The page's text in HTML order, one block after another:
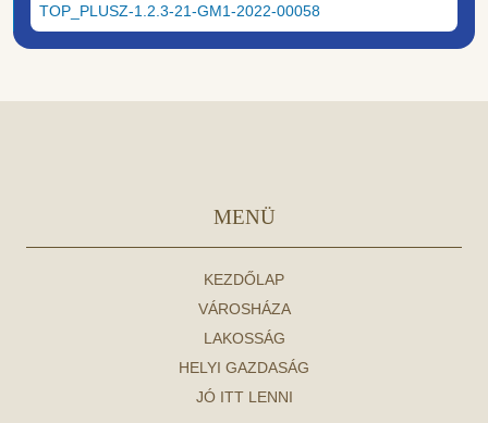
TOP_PLUSZ-1.2.3-21-GM1-2022-00058
MENÜ
KEZDŐLAP
VÁROSHÁZA
LAKOSSÁG
HELYI GAZDASÁG
JÓ ITT LENNI